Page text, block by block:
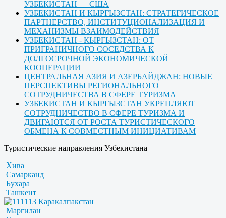
УЗБЕКИСТАН — США
УЗБЕКИСТАН И КЫРГЫЗСТАН: СТРАТЕГИЧЕСКОЕ
ПАРТНЕРСТВО, ИНСТИТУЦИОНАЛИЗАЦИЯ И
МЕХАНИЗМЫ ВЗАИМОДЕЙСТВИЯ
УЗБЕКИСТАН - КЫРГЫЗСТАН: ОТ
ПРИГРАНИЧНОГО СОСЕДСТВА К
ДОЛГОСРОЧНОЙ ЭКОНОМИЧЕСКОЙ
КООПЕРАЦИИ
ЦЕНТРАЛЬНАЯ АЗИЯ И АЗЕРБАЙДЖАН: НОВЫЕ
ПЕРСПЕКТИВЫ РЕГИОНАЛЬНОГО
СОТРУДНИЧЕСТВА В СФЕРЕ ТУРИЗМА
УЗБЕКИСТАН И КЫРГЫЗСТАН УКРЕПЛЯЮТ
СОТРУДНИЧЕСТВО В СФЕРЕ ТУРИЗМА И
ДВИГАЮТСЯ ОТ РОСТА ТУРИСТИЧЕСКОГО
ОБМЕНА К СОВМЕСТНЫМ ИНИЦИАТИВАМ
Туристические направления Узбекистана
Хива
Самарканд
Бухара
Ташкент
Каракалпакстан
Маргилан